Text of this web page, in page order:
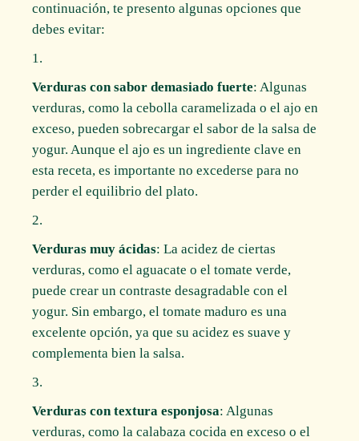
continuación, te presento algunas opciones que
debes evitar:
Verduras con sabor demasiado fuerte: Algunas
verduras, como la cebolla caramelizada o el ajo en
exceso, pueden sobrecargar el sabor de la salsa de
yogur. Aunque el ajo es un ingrediente clave en
esta receta, es importante no excederse para no
perder el equilibrio del plato.
Verduras muy ácidas: La acidez de ciertas
verduras, como el aguacate o el tomate verde,
puede crear un contraste desagradable con el
yogur. Sin embargo, el tomate maduro es una
excelente opción, ya que su acidez es suave y
complementa bien la salsa.
Verduras con textura esponjosa: Algunas
verduras, como la calabaza cocida en exceso o el